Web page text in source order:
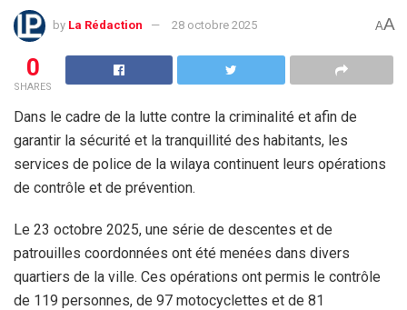
by La Rédaction 28 octobre 2025 AA
0
SHARES
Dans le cadre de la lutte contre la criminalité et afin de
garantir la sécurité et la tranquillité des habitants, les
services de police de la wilaya continuent leurs opérations
de contrôle et de prévention.
Le 23 octobre 2025, une série de descentes et de
patrouilles coordonnées ont été menées dans divers
quartiers de la ville. Ces opérations ont permis le contrôle
de 119 personnes, de 97 motocyclettes et de 81